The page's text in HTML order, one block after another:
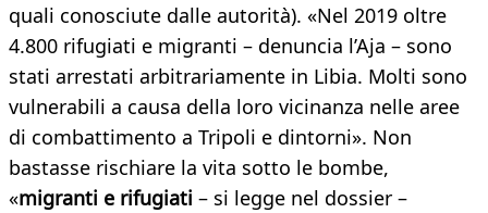
quali conosciute dalle autorità). «Nel 2019 oltre
4.800 rifugiati e migranti – denuncia l’Aja – sono
stati arrestati arbitrariamente in Libia. Molti sono
vulnerabili a causa della loro vicinanza nelle aree
di combattimento a Tripoli e dintorni». Non
bastasse rischiare la vita sotto le bombe,
«migranti e rifugiati – si legge nel dossier –